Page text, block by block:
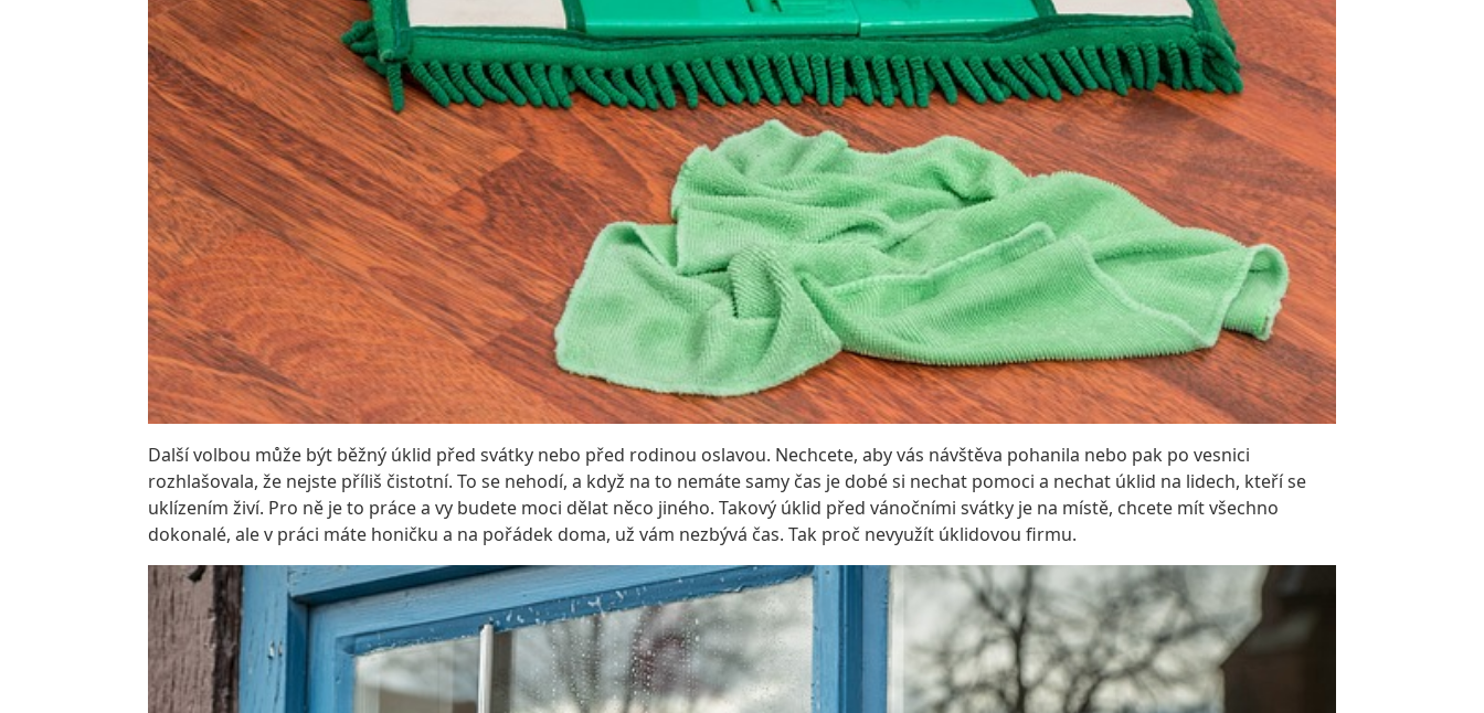
Další volbou může být běžný úklid před svátky nebo před rodinou oslavou. Nechcete, aby vás návštěva pohanila nebo pak po vesnici
rozhlašovala, že nejste příliš čistotní. To se nehodí, a když na to nemáte samy čas je dobé si nechat pomoci a nechat úklid na lidech, kteří se
uklízením živí. Pro ně je to práce a vy budete moci dělat něco jiného. Takový úklid před vánočními svátky je na místě, chcete mít všechno
dokonalé, ale v práci máte honičku a na pořádek doma, už vám nezbývá čas. Tak proč nevyužít úklidovou firmu.